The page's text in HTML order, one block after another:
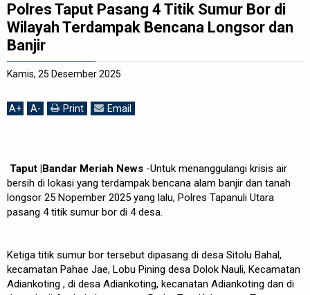
Polres Taput Pasang 4 Titik Sumur Bor di
Wilayah Terdampak Bencana Longsor dan
Banjir
Kamis, 25 Desember 2025
A+ A- Print Email
Taput |Bandar Meriah News -Untuk menanggulangi krisis air
bersih di lokasi yang terdampak bencana alam banjir dan tanah
longsor 25 Nopember 2025 yang lalu, Polres Tapanuli Utara
pasang 4 titik sumur bor di 4 desa.
Ketiga titik sumur bor tersebut dipasang di desa Sitolu Bahal,
kecamatan Pahae Jae, Lobu Pining desa Dolok Nauli, Kecamatan
Adiankoting , di desa Adiankoting, kecanatan Adiankoting dan di
REDAKSI